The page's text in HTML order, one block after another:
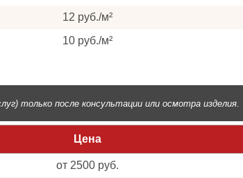
12 руб./м²
10 руб./м²
только после консультации или осмотра изделия.
Цена
от 2500 руб.